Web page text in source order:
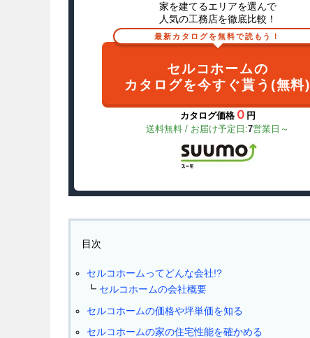
家を建てるエリアを選んで
人気の工務店を徹底比較！
最新カタログを無料で読もう！
セルコホームの
カタログを今すぐ貰う(無料)
カタログ価格０ 円
送料無料 / お届け予定日:7営業日～
目次
セルコホームってどんな会社!?
セルコホームの会社概要
セルコホームの価格や坪単価を知る
セルコホームの家の住宅性能を確かめる